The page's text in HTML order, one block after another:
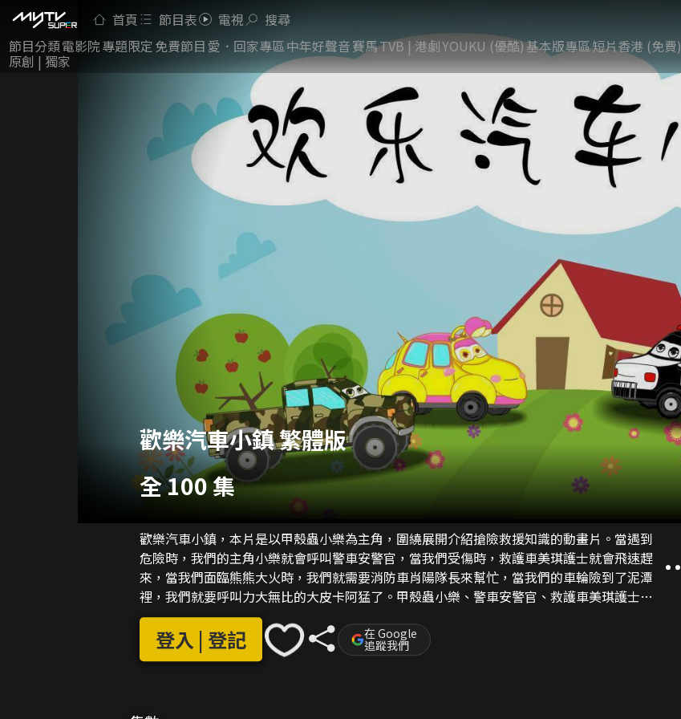
首頁 節目表 電視 搜尋
節目分類電影院專題限定 免費節目 愛．回家專區中年好聲音賽馬TVB | 港劇YOUKU (優酷)基本版專區短片香港 (免費)
原創 | 獨家
歡樂汽車小鎮 繁體版
全 100 集
歡樂汽車小鎮，本片是以甲殼蟲小樂為主角，圍繞展開介紹搶險救援知識的動畫片。當遇到
危險時，我們的主角小樂就會呼叫警車安警官，當我們受傷時，救護車美琪護士就會飛速趕
來，當我們面臨熊熊大火時，我們就需要消防車肖陽隊長來幫忙，當我們的車輪險到了泥潭
裡，我們就要呼叫力大無比的大皮卡阿猛了。甲殼蟲小樂、警車安警官、救護車美琪護士、
消防車肖陽隊長、皮卡阿猛和我們和藹可親、一直幫助我們解決難題的旁白姐姐共同展開的
搶險救援、團結合作與益智認知型動畫片。五種有不同的汽車，也是我們生活中能看到、也
是我們遇到困難與危險時最需要的汽車。
登入 | 登記 在 Google
追蹤我們